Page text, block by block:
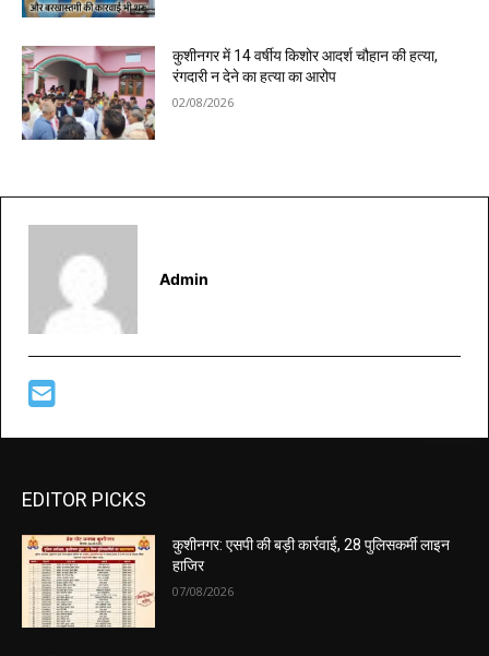
कुशीनगर में 14 वर्षीय किशोर आदर्श चौहान की हत्या,
रंगदारी न देने का हत्या का आरोप
02/08/2026
Admin
EDITOR PICKS
कुशीनगर: एसपी की बड़ी कार्रवाई, 28 पुलिसकर्मी लाइन
हाजिर
07/08/2026